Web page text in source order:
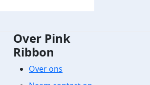
Over Pink
Ribbon
Over ons